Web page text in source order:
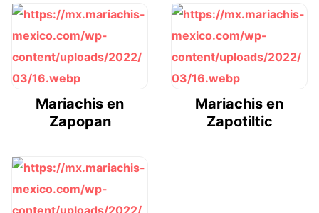
Mariachis en
Zapopan
Mariachis en
Zapotiltic